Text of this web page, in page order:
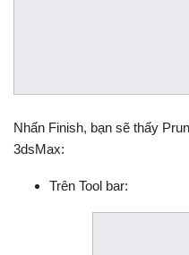
Nhấn Finish, bạn sẽ thấy
3dsMax:
Trên Tool bar: